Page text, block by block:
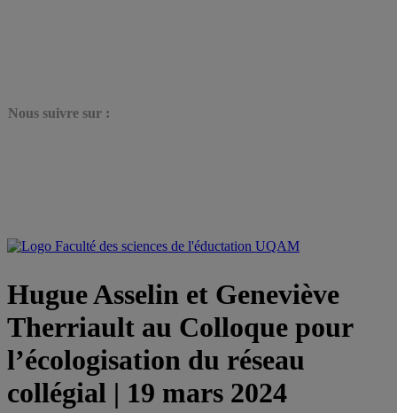
Nous suivre sur :
Hugue Asselin et Geneviève
Therriault au Colloque pour
l’écologisation du réseau
collégial | 19 mars 2024